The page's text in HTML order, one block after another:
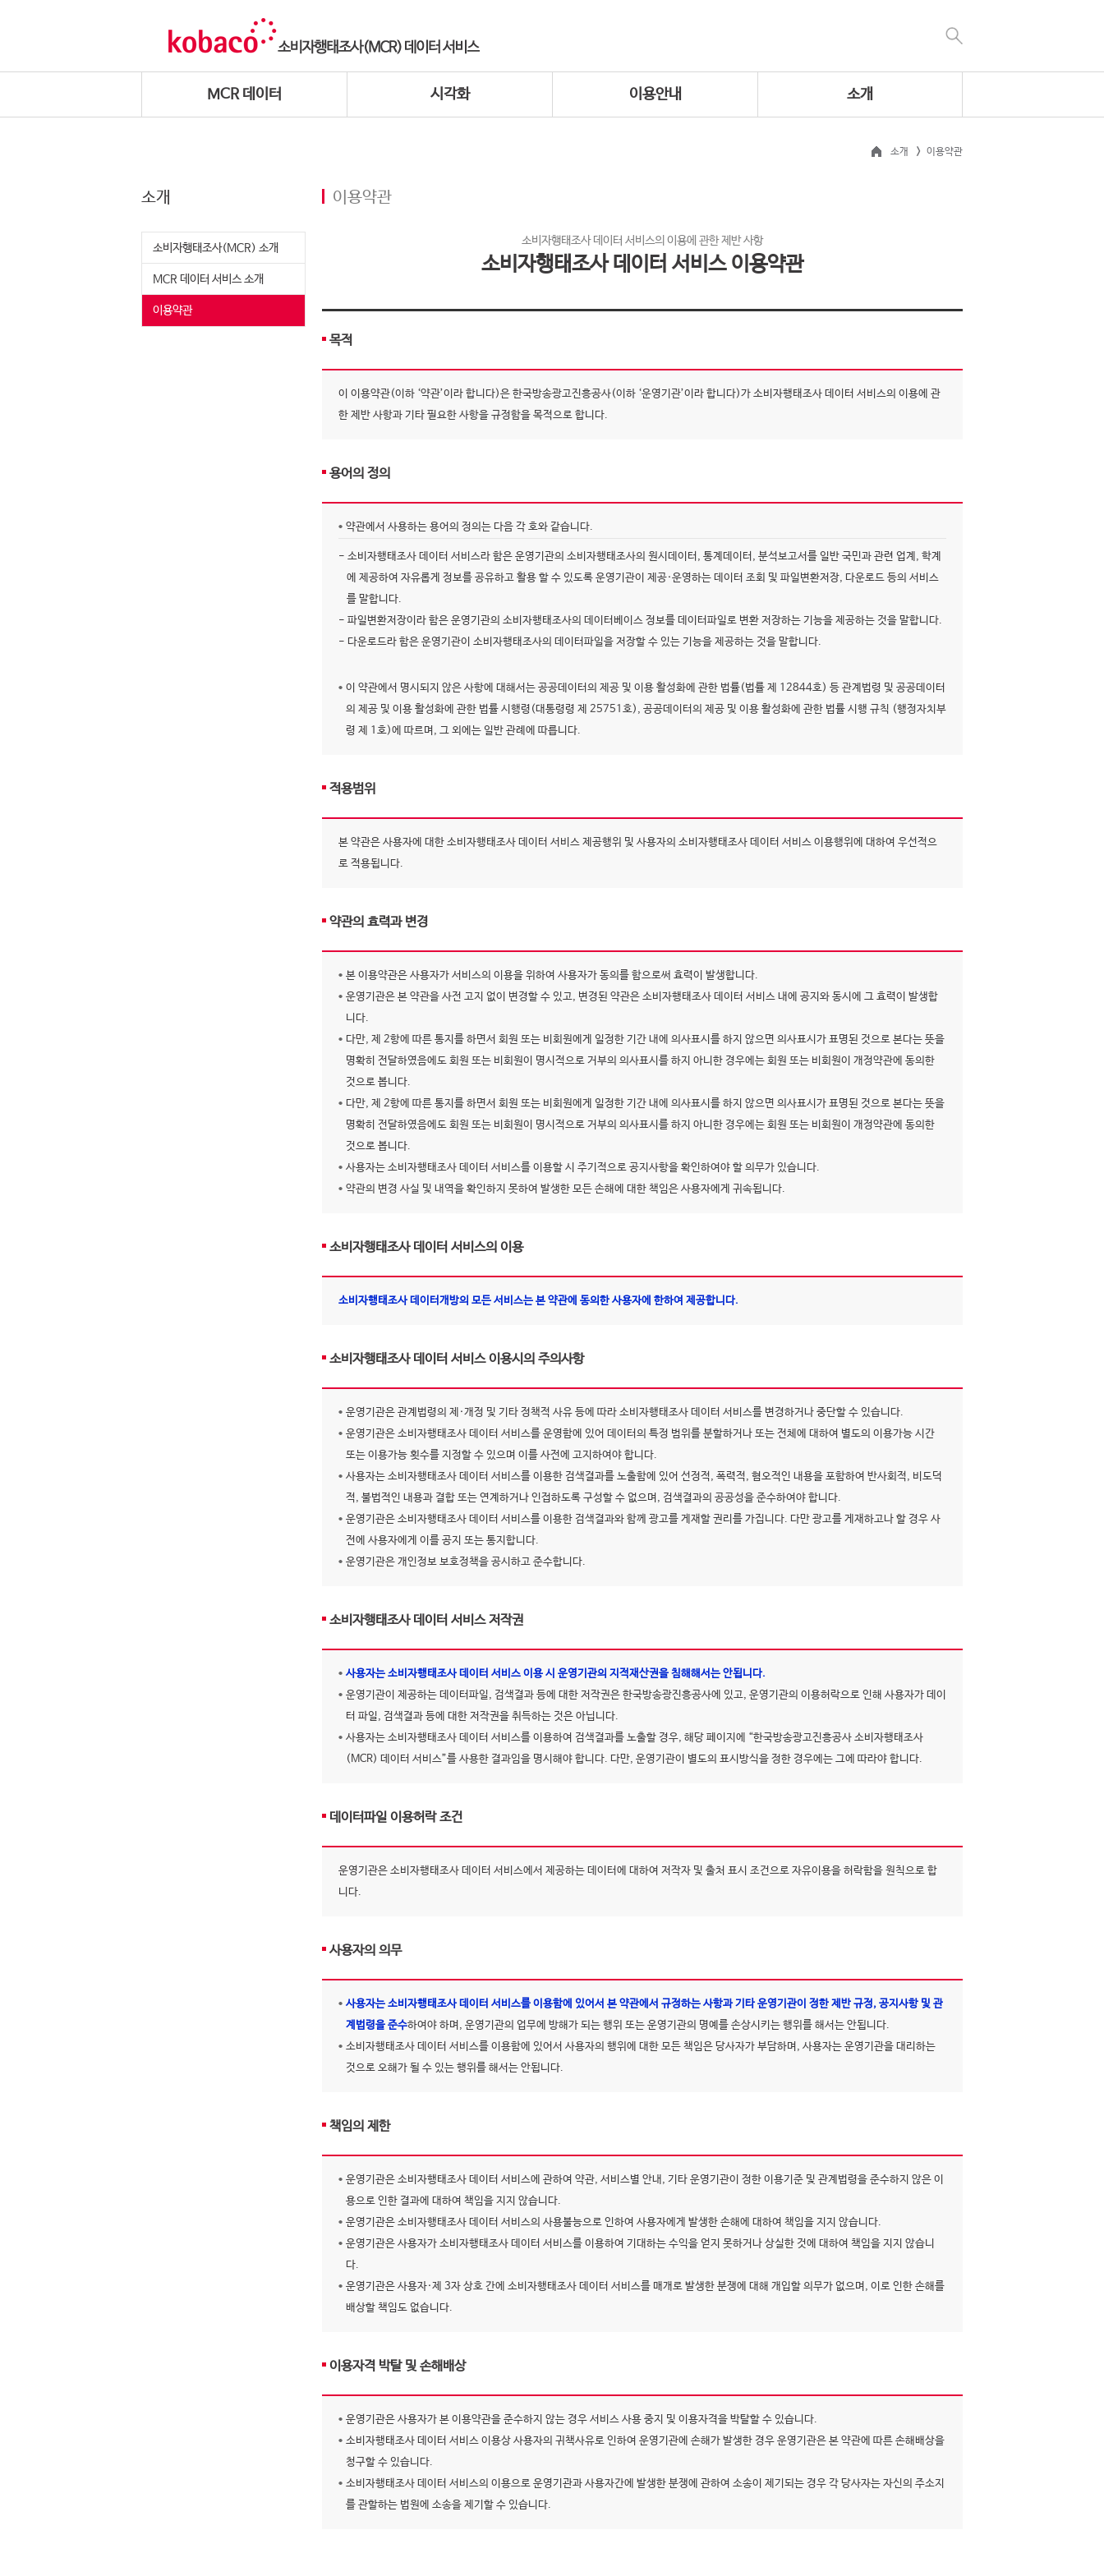
MCR 데이터 시각화 이용안내 소개
소개 이용약관
소개
소비자행태조사(MCR) 소개
MCR 데이터 서비스 소개
이용약관
이용약관
소비자행태조사 데이터 서비스의 이용에 관한 제반 사항
소비자행태조사 데이터 서비스 이용약관
목적
이 이용약관(이하 ‘약관’이라 합니다)은 한국방송광고진흥공사(이하 ‘운영기관’이라 합니다)가 소비자행태조사 데이터 서비스의 이용에 관
한 제반 사항과 기타 필요한 사항을 규정함을 목적으로 합니다.
용어의 정의
약관에서 사용하는 용어의 정의는 다음 각 호와 같습니다.
- 소비자행태조사 데이터 서비스라 함은 운영기관의 소비자행태조사의 원시데이터, 통계데이터, 분석보고서를 일반 국민과 관련 업계, 학계
에 제공하여 자유롭게 정보를 공유하고 활용 할 수 있도록 운영기관이 제공·운영하는 데이터 조회 및 파일변환저장, 다운로드 등의 서비스
를 말합니다.
- 파일변환저장이라 함은 운영기관의 소비자행태조사의 데이터베이스 정보를 데이터파일로 변환 저장하는 기능을 제공하는 것을 말합니다.
- 다운로드라 함은 운영기관이 소비자행태조사의 데이터파일을 저장할 수 있는 기능을 제공하는 것을 말합니다.
이 약관에서 명시되지 않은 사항에 대해서는 공공데이터의 제공 및 이용 활성화에 관한 법률(법률 제 12844호) 등 관계법령 및 공공데이터
의 제공 및 이용 활성화에 관한 법률 시행령(대통령령 제 25751호), 공공데이터의 제공 및 이용 활성화에 관한 법률 시행 규칙 (행정자치부
령 제 1호)에 따르며, 그 외에는 일반 관례에 따릅니다.
적용범위
본 약관은 사용자에 대한 소비자행태조사 데이터 서비스 제공행위 및 사용자의 소비자행태조사 데이터 서비스 이용행위에 대하여 우선적으
로 적용됩니다.
약관의 효력과 변경
본 이용약관은 사용자가 서비스의 이용을 위하여 사용자가 동의를 함으로써 효력이 발생합니다.
운영기관은 본 약관을 사전 고지 없이 변경할 수 있고, 변경된 약관은 소비자행태조사 데이터 서비스 내에 공지와 동시에 그 효력이 발생합
니다.
다만, 제 2항에 따른 통지를 하면서 회원 또는 비회원에게 일정한 기간 내에 의사표시를 하지 않으면 의사표시가 표명된 것으로 본다는 뜻을
명확히 전달하였음에도 회원 또는 비회원이 명시적으로 거부의 의사표시를 하지 아니한 경우에는 회원 또는 비회원이 개정약관에 동의한
것으로 봅니다.
다만, 제 2항에 따른 통지를 하면서 회원 또는 비회원에게 일정한 기간 내에 의사표시를 하지 않으면 의사표시가 표명된 것으로 본다는 뜻을
명확히 전달하였음에도 회원 또는 비회원이 명시적으로 거부의 의사표시를 하지 아니한 경우에는 회원 또는 비회원이 개정약관에 동의한
것으로 봅니다.
사용자는 소비자행태조사 데이터 서비스를 이용할 시 주기적으로 공지사항을 확인하여야 할 의무가 있습니다.
약관의 변경 사실 및 내역을 확인하지 못하여 발생한 모든 손해에 대한 책임은 사용자에게 귀속됩니다.
소비자행태조사 데이터 서비스의 이용
소비자행태조사 데이터개방의 모든 서비스는 본 약관에 동의한 사용자에 한하여 제공합니다.
소비자행태조사 데이터 서비스 이용시의 주의사항
운영기관은 관계법령의 제·개정 및 기타 정책적 사유 등에 따라 소비자행태조사 데이터 서비스를 변경하거나 중단할 수 있습니다.
운영기관은 소비자행태조사 데이터 서비스를 운영함에 있어 데이터의 특정 범위를 분할하거나 또는 전체에 대하여 별도의 이용가능 시간
또는 이용가능 횟수를 지정할 수 있으며 이를 사전에 고지하여야 합니다.
사용자는 소비자행태조사 데이터 서비스를 이용한 검색결과를 노출함에 있어 선정적, 폭력적, 혐오적인 내용을 포함하여 반사회적, 비도덕
적, 불법적인 내용과 결합 또는 연계하거나 인접하도록 구성할 수 없으며, 검색결과의 공공성을 준수하여야 합니다.
운영기관은 소비자행태조사 데이터 서비스를 이용한 검색결과와 함께 광고를 게재할 권리를 가집니다. 다만 광고를 게재하고나 할 경우 사
전에 사용자에게 이를 공지 또는 통지합니다.
운영기관은 개인정보 보호정책을 공시하고 준수합니다.
소비자행태조사 데이터 서비스 저작권
사용자는 소비자행태조사 데이터 서비스 이용 시 운영기관의 지적재산권을 침해해서는 안됩니다.
운영기관이 제공하는 데이터파일, 검색결과 등에 대한 저작권은 한국방송광진흥공사에 있고, 운영기관의 이용허락으로 인해 사용자가 데이
터 파일, 검색결과 등에 대한 저작권을 취득하는 것은 아닙니다.
사용자는 소비자행태조사 데이터 서비스를 이용하여 검색결과를 노출할 경우, 해당 페이지에 “한국방송광고진흥공사 소비자행태조사
(MCR) 데이터 서비스”를 사용한 결과임을 명시해야 합니다. 다만, 운영기관이 별도의 표시방식을 정한 경우에는 그에 따라야 합니다.
데이터파일 이용허락 조건
운영기관은 소비자행태조사 데이터 서비스에서 제공하는 데이터에 대하여 저작자 및 출처 표시 조건으로 자유이용을 허락함을 원칙으로 합
니다.
사용자의 의무
사용자는 소비자행태조사 데이터 서비스를 이용함에 있어서 본 약관에서 규정하는 사항과 기타 운영기관이 정한 제반 규정, 공지사항 및 관
계법령을 준수하여야 하며, 운영기관의 업무에 방해가 되는 행위 또는 운영기관의 명예를 손상시키는 행위를 해서는 안됩니다.
소비자행태조사 데이터 서비스를 이용함에 있어서 사용자의 행위에 대한 모든 책임은 당사자가 부담하며, 사용자는 운영기관을 대리하는
것으로 오해가 될 수 있는 행위를 해서는 안됩니다.
책임의 제한
운영기관은 소비자행태조사 데이터 서비스에 관하여 약관, 서비스별 안내, 기타 운영기관이 정한 이용기준 및 관계법령을 준수하지 않은 이
용으로 인한 결과에 대하여 책임을 지지 않습니다.
운영기관은 소비자행태조사 데이터 서비스의 사용불능으로 인하여 사용자에게 발생한 손해에 대하여 책임을 지지 않습니다.
운영기관은 사용자가 소비자행태조사 데이터 서비스를 이용하여 기대하는 수익을 얻지 못하거나 상실한 것에 대하여 책임을 지지 않습니
다.
운영기관은 사용자·제 3자 상호 간에 소비자행태조사 데이터 서비스를 매개로 발생한 분쟁에 대해 개입할 의무가 없으며, 이로 인한 손해를
배상할 책임도 없습니다.
이용자격 박탈 및 손해배상
운영기관은 사용자가 본 이용약관을 준수하지 않는 경우 서비스 사용 중지 및 이용자격을 박탈할 수 있습니다.
소비자행태조사 데이터 서비스 이용상 사용자의 귀책사유로 인하여 운영기관에 손해가 발생한 경우 운영기관은 본 약관에 따른 손해배상을
청구할 수 있습니다.
소비자행태조사 데이터 서비스의 이용으로 운영기관과 사용자간에 발생한 분쟁에 관하여 소송이 제기되는 경우 각 당사자는 자신의 주소지
를 관할하는 법원에 소송을 제기할 수 있습니다.